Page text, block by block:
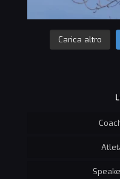
Carica altro